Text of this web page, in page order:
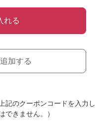
れる
加する
記のクーポンコードを入力し
できません。）